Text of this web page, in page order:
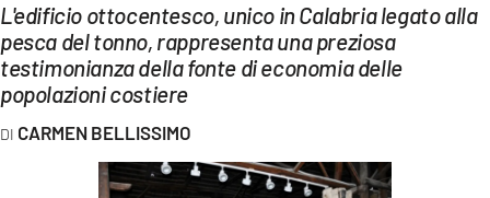
LAC NETWORK
LAC ONAIR
LaC
LACPLAY.IT
L'edificio ottocentesco, unico in Calabria legato alla
pesca del tonno, rappresenta una preziosa
testimonianza della fonte di economia delle
popolazioni costiere
CARMEN BELLISSIMO